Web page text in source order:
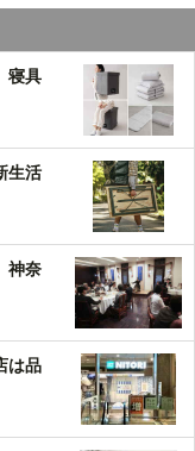
寝具
生活
神奈
は品